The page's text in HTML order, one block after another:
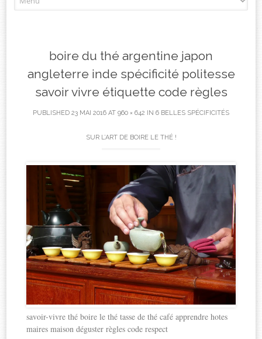
to
boire du thé argentine japon
angleterre inde spécificité politesse
savoir vivre étiquette code règles
PUBLISHED 23 MAI 2016 AT 960 × 642 IN 6 BELLES SPÉCIFICITÉS
SUR L’ART DE BOIRE LE THÉ !
savoir-vivre thé boire le thé tasse de thé café apprendre hotes
maires maison déguster règles code respect